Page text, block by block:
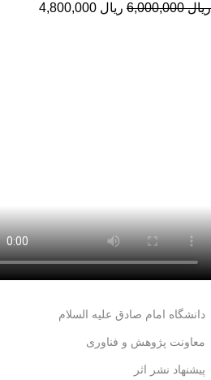
ریال6,000,000 ریال
دانشگاه امام صادق علیه السلام
معاونت پژوهش و فناوری
پیشنهاد نشر اثر